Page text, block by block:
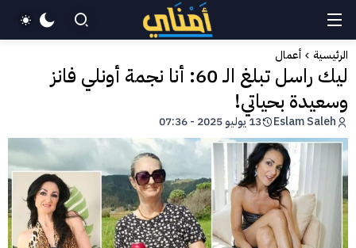
الرئيسية أعمال
ليك راسل تبلغ الـ 60: أنا نجمة أونلي فانز
وسعيدة بحياتي!
Eslam Saleh 13 يوليو 2025 - 07:36